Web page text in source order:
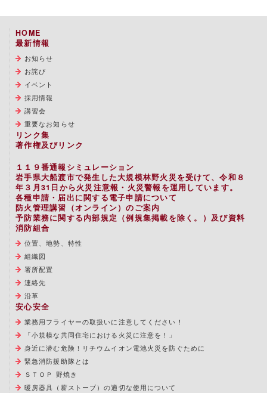
HOME
最新情報
お知らせ
お詫び
イベント
採用情報
講習会
重要なお知らせ
リンク集
著作権及びリンク
１１９番通報シミュレーション
岩手県大船渡市で発生した大規模林野火災を受けて、令和８
年３月31日から火災注意報・火災警報を運用しています。
各種申請・届出に関する電子申請について
防火管理講習（オンライン）のご案内
予防業務に関する内部規定（例規集掲載を除く。）及び資料
消防組合
位置、地勢、特性
組織図
署所配置
連絡先
沿革
安心安全
業務用フライヤーの取扱いに注意してください！
「小規模な共同住宅における火災に注意を！」
身近に潜む危険！リチウムイオン電池火災を防ぐために
緊急消防援助隊とは
ＳＴＯＰ 野焼き
暖房器具（薪ストーブ）の適切な使用について